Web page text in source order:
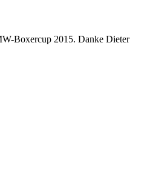
Boxercup 2015. Danke Dieter